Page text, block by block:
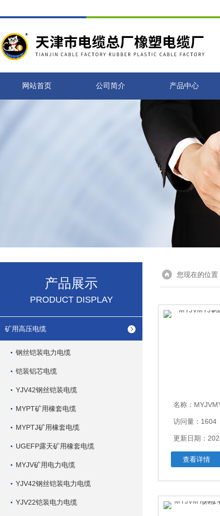
网站首页 公司简介 产品中心
产品展示
PRODUCT DISPLAY
矿用高压电缆
钢丝铠装电力电缆
铠装铝芯电缆
YJV42钢丝铠装电缆
MYPT矿用橡套电缆
MYPTJ矿用橡套电缆
UGEFP露天矿用橡套电缆
MYJV矿用电力电缆
YJV42钢丝铠装电力电缆
YJV22铠装电力电缆
您现在的位置
名称：
访问量：1604
更新日期：
查看详情